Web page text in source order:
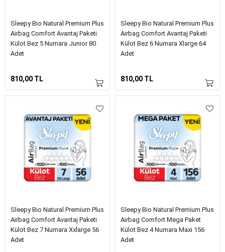
Sleepy Bio Natural Premium Plus
Airbag Comfort Avantaj Paketi
Külot Bez 5 Numara Junior 80
Adet
810,00 TL
Sleepy Bio Natural Premium Plus
Airbag Comfort Avantaj Paketi
Külot Bez 6 Numara Xlarge 64
Adet
810,00 TL
Sleepy Bio Natural Premium Plus
Airbag Comfort Avantaj Paketi
Külot Bez 7 Numara Xxlarge 56
Adet
Sleepy Bio Natural Premium Plus
Airbag Comfort Mega Paket
Külot Bez 4 Numara Maxi 156
Adet